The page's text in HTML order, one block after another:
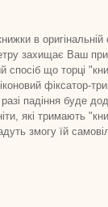
в оригінальній
захищає Ваш
спосіб що торці
фіксатор-
падіння буде
які тримають
змогу їй